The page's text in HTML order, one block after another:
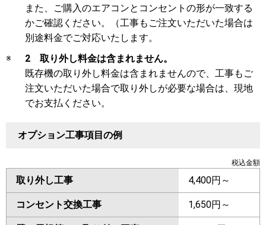
また、ご購入のエアコンとコンセントの形が一致する
かご確認ください。（工事もご注文いただいた場合は
別途料金でご対応いたします。
※
2 取り外し料金は含まれません。
既存機の取り外し料金は含まれませんので、工事もご
注文いただいた場合で取り外しが必要な場合は、現地
でお支払ください。
オプション工事項目の例
税込金額
取り外し工事 4,400円～
コンセント交換工事 1,650円～